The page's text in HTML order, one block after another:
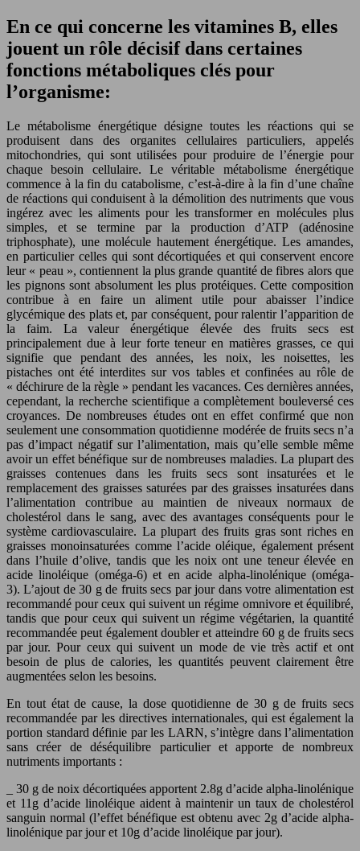
En ce qui concerne les vitamines B, elles
jouent un rôle décisif dans certaines
fonctions métaboliques clés pour
l’organisme:
Le métabolisme énergétique désigne toutes les réactions qui se
produisent dans des organites cellulaires particuliers, appelés
mitochondries, qui sont utilisées pour produire de l’énergie pour
chaque besoin cellulaire. Le véritable métabolisme énergétique
commence à la fin du catabolisme, c’est-à-dire à la fin d’une chaîne
de réactions qui conduisent à la démolition des nutriments que vous
ingérez avec les aliments pour les transformer en molécules plus
simples, et se termine par la production d’ATP (adénosine
triphosphate), une molécule hautement énergétique. Les amandes,
en particulier celles qui sont décortiquées et qui conservent encore
leur « peau », contiennent la plus grande quantité de fibres alors que
les pignons sont absolument les plus protéiques. Cette composition
contribue à en faire un aliment utile pour abaisser l’indice
glycémique des plats et, par conséquent, pour ralentir l’apparition de
la faim. La valeur énergétique élevée des fruits secs est
principalement due à leur forte teneur en matières grasses, ce qui
signifie que pendant des années, les noix, les noisettes, les
pistaches ont été interdites sur vos tables et confinées au rôle de
« déchirure de la règle » pendant les vacances. Ces dernières années,
cependant, la recherche scientifique a complètement bouleversé ces
croyances. De nombreuses études ont en effet confirmé que non
seulement une consommation quotidienne modérée de fruits secs n’a
pas d’impact négatif sur l’alimentation, mais qu’elle semble même
avoir un effet bénéfique sur de nombreuses maladies. La plupart des
graisses contenues dans les fruits secs sont insaturées et le
remplacement des graisses saturées par des graisses insaturées dans
l’alimentation contribue au maintien de niveaux normaux de
cholestérol dans le sang, avec des avantages conséquents pour le
système cardiovasculaire. La plupart des fruits gras sont riches en
graisses monoinsaturées comme l’acide oléique, également présent
dans l’huile d’olive, tandis que les noix ont une teneur élevée en
acide linoléique (oméga-6) et en acide alpha-linolénique (oméga-
3). L’ajout de 30 g de fruits secs par jour dans votre alimentation est
recommandé pour ceux qui suivent un régime omnivore et équilibré,
tandis que pour ceux qui suivent un régime végétarien, la quantité
recommandée peut également doubler et atteindre 60 g de fruits secs
par jour. Pour ceux qui suivent un mode de vie très actif et ont
besoin de plus de calories, les quantités peuvent clairement être
augmentées selon les besoins.
En tout état de cause, la dose quotidienne de 30 g de fruits secs
recommandée par les directives internationales, qui est également la
portion standard définie par les LARN, s’intègre dans l’alimentation
sans créer de déséquilibre particulier et apporte de nombreux
nutriments importants :
_ 30 g de noix décortiquées apportent 2.8g d’acide alpha-linolénique
et 11g d’acide linoléique aident à maintenir un taux de cholestérol
sanguin normal (l’effet bénéfique est obtenu avec 2g d’acide alpha-
linolénique par jour et 10g d’acide linoléique par jour).